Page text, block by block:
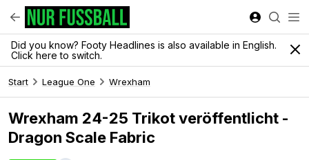
Did you know? Footy Headlines is also available in English.
Click here to switch.
Start League One Wrexham
Wrexham 24-25 Trikot veröffentlicht -
Dragon Scale Fabric